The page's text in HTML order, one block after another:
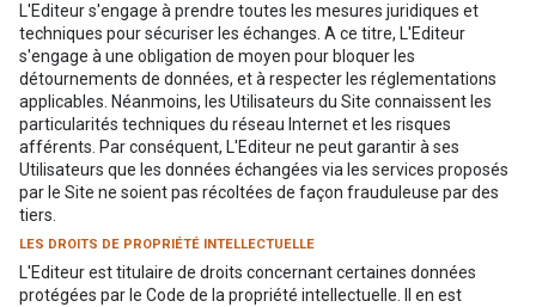
L'Editeur s'engage à prendre toutes les mesures juridiques et
techniques pour sécuriser les échanges. A ce titre, L'Editeur
s'engage à une obligation de moyen pour bloquer les
détournements de données, et à respecter les réglementations
applicables. Néanmoins, les Utilisateurs du Site connaissent les
particularités techniques du réseau Internet et les risques
afférents. Par conséquent, L'Editeur ne peut garantir à ses
Utilisateurs que les données échangées via les services proposés
par le Site ne soient pas récoltées de façon frauduleuse par des
tiers.
LES DROITS DE PROPRIÉTÉ INTELLECTUELLE
L'Editeur est titulaire de droits concernant certaines données
protégées par le Code de la propriété intellectuelle. Il en est